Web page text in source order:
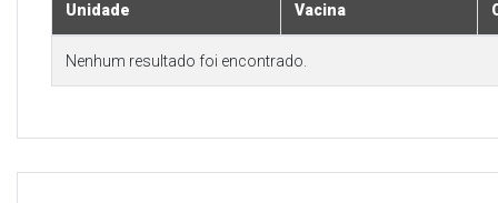
Unidade Vacina
Nenhum resultado foi encontrado.